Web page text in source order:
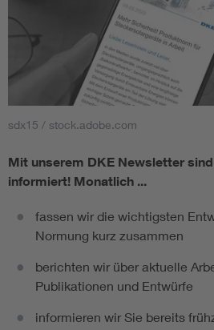
sdx15 / stock.adobe.com
Mit unserem DKE Newsletter
informiert! Monatlich ...
fassen wir die wichtigsten
Normung kurz zusammen
berichten wir über aktuelle
Publikationen und Entwürfe
informieren wir Sie bereits